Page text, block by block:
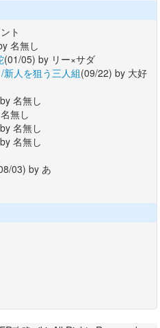
ト
名無し
(01/05) by リー×サダ
人を狙う三人組(09/22) by 大好
名無し
無し
名無し
名無し
03) by あ